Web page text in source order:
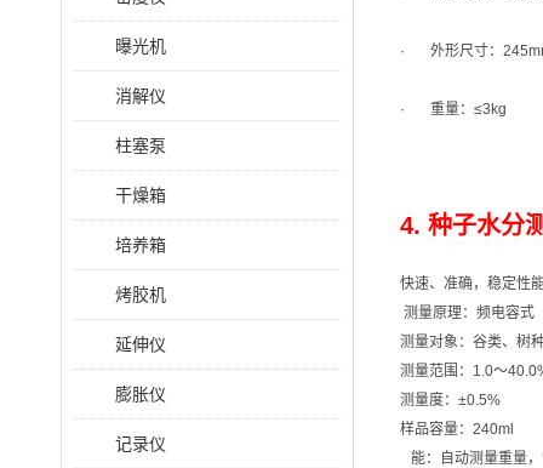
曝光机
消解仪
柱塞泵
干燥箱
培养箱
烤胶机
延伸仪
膨胀仪
记录仪
· 外形尺寸：
· 重量：≤3kg
4. 种子水分
快速、准确，稳定性
测量原理：频电容式
测量对象：谷类、树
测量范围：1.0～
测量度：±0.5%
样品容量：240ml
能：自动测量重量